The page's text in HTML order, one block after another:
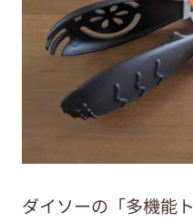
ダイソーの「多機能